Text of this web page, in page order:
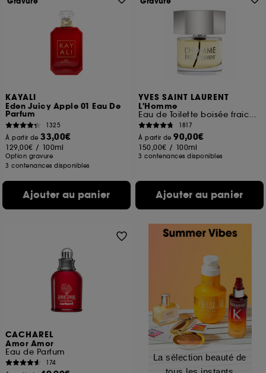
KAYALI
Eden Juicy Apple 01 Eau De
Parfum
1325
À partir de33,00€
129,00€ / 100ml
Option gravure
3 contenances disponibles
Ajouter au panier
YVES SAINT LAURENT
L'Homme
Eau de Toilette boisée fraiche pour homme
1817
À partir de90,00€
150,00€ / 100ml
3 contenances disponibles
Ajouter au panier
CACHAREL
Amor Amor
Eau de Parfum
174
La sélection beauté de